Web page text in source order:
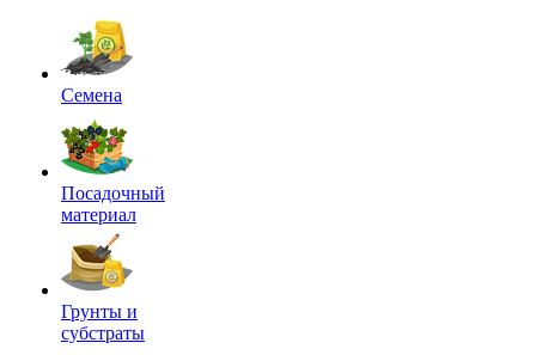
Семена
Посадочный
материал
Грунты и
субстраты